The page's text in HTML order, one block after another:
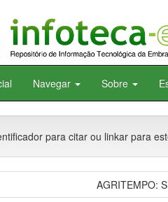
Navegar Sobre
para citar ou linkar para
AGRITEMPO: